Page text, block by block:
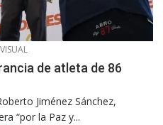
de atleta de 86
Jiménez Sánchez,
“por la Paz y...